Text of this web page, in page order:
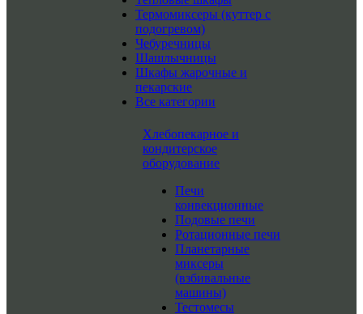
Термомиксеры (куттер с
подогревом)
Чебуречницы
Шашлычницы
Шкафы жарочные и
пекарские
Все категории
Хлебопекарное и
кондитерское
оборудование
Печи
конвекционные
Подовые печи
Ротационные печи
Планетарные
миксеры
(взбивальные
машины)
Тестомесы